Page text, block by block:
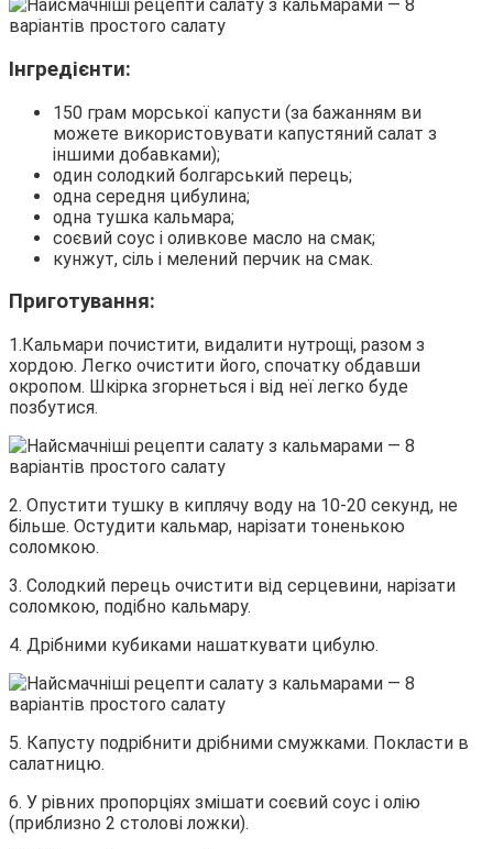
Інгредієнти:
150 грам морської капусти (за бажанням ви
можете використовувати капустяний салат з
іншими добавками);
один солодкий болгарський перець;
одна середня цибулина;
одна тушка кальмара;
соєвий соус і оливкове масло на смак;
кунжут, сіль і мелений перчик на смак.
Приготування:
1.Кальмари почистити, видалити нутрощі, разом з
хордою. Легко очистити його, спочатку обдавши
окропом. Шкірка згорнеться і від неї легко буде
позбутися.
2. Опустити тушку в киплячу воду на 10-20 секунд, не
більше. Остудити кальмар, нарізати тоненькою
соломкою.
3. Солодкий перець очистити від серцевини, нарізати
соломкою, подібно кальмару.
4. Дрібними кубиками нашаткувати цибулю.
5. Капусту подрібнити дрібними смужками. Покласти в
салатницю.
6. У рівних пропорціях змішати соєвий соус і олію
(приблизно 2 столові ложки).